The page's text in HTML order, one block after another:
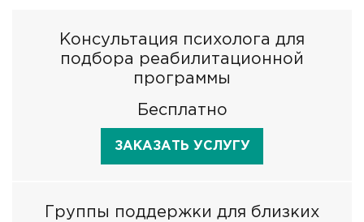
Консультация психолога для
подбора реабилитационной
программы
Бесплатно
ЗАКАЗАТЬ УСЛУГУ
Группы поддержки для близких